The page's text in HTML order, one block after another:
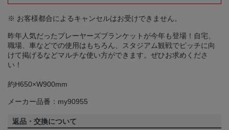
※ お客様都合によるキャンセルはお受けできません。
昨年人気だったプレーヤーズブランケットが今年も登場！自宅、
職場、車などでの使用はもちろん、スタジアム観戦でピッチに向
けて掲げるなどマルチな使い方ができます。ぜひお求めくださ
い！
約H650×W900mm
メーカー品番：my90955
返品・交換について